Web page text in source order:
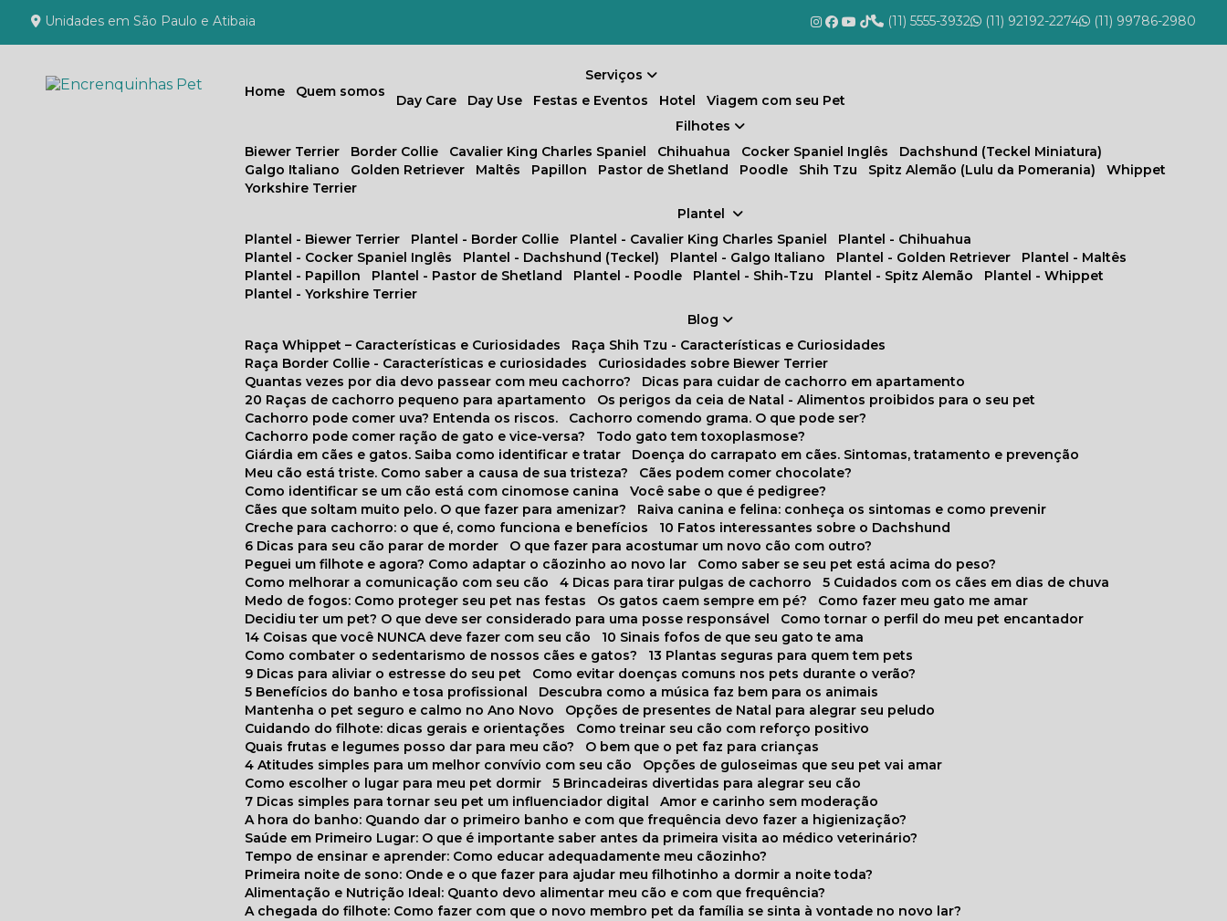
Unidades em São Paulo e Atibaia (11) 5555-3932 (11) 92192-2274 (11) 99786-2980
Home Quem somos
Plantel
Plantel - Biewer Terrier
Plantel - Border Collie Plantel - Cavalier King Charles Spaniel
Plantel - Chihuahua
Plantel - Cocker Spaniel Inglês
Plantel - Dachshund (Teckel) Plantel - Galgo Italiano Plantel - Golden Retriever
Plantel - Maltês
Plantel - Papillon
Plantel - Pastor de Shetland Plantel - Poodle Plantel - Shih-Tzu Plantel - Spitz Alemão
Plantel - Whippet
Plantel - Yorkshire Terrier
Blog
Raça Whippet – Características e Curiosidades
Raça Shih Tzu - Características e Curiosidades
Raça Border Collie - Características e curiosidades
Curiosidades sobre Biewer Terrier
Quantas vezes por dia devo passear com meu cachorro?
Dicas para cuidar de cachorro em apartamento
20 Raças de cachorro pequeno para apartamento
Os perigos da ceia de Natal - Alimentos proibidos para o seu pet
Cachorro pode comer uva? Entenda os riscos.
Cachorro comendo grama. O que pode ser?
Cachorro pode comer ração de gato e vice-versa?
Todo gato tem toxoplasmose?
Giárdia em cães e gatos. Saiba como identificar e tratar
Doença do carrapato em cães. Sintomas, tratamento e prevenção
Meu cão está triste. Como saber a causa de sua tristeza?
Cães podem comer chocolate?
Como identificar se um cão está com cinomose canina
Você sabe o que é pedigree?
Cães que soltam muito pelo. O que fazer para amenizar?
Raiva canina e felina: conheça os sintomas e como prevenir
Creche para cachorro: o que é, como funciona e benefícios
10 Fatos interessantes sobre o Dachshund
6 Dicas para seu cão parar de morder
O que fazer para acostumar um novo cão com outro?
Peguei um filhote e agora? Como adaptar o cãozinho ao novo lar
Como saber se seu pet está acima do peso?
Como melhorar a comunicação com seu cão
4 Dicas para tirar pulgas de cachorro
5 Cuidados com os cães em dias de chuva
Medo de fogos: Como proteger seu pet nas festas
Os gatos caem sempre em pé?
Como fazer meu gato me amar
Decidiu ter um pet? O que deve ser considerado para uma posse responsável
Como tornar o perfil do meu pet encantador
14 Coisas que você NUNCA deve fazer com seu cão
10 Sinais fofos de que seu gato te ama
Como combater o sedentarismo de nossos cães e gatos?
13 Plantas seguras para quem tem pets
9 Dicas para aliviar o estresse do seu pet
Como evitar doenças comuns nos pets durante o verão?
5 Benefícios do banho e tosa profissional
Descubra como a música faz bem para os animais
Mantenha o pet seguro e calmo no Ano Novo
Opções de presentes de Natal para alegrar seu peludo
Cuidando do filhote: dicas gerais e orientações
Como treinar seu cão com reforço positivo
Quais frutas e legumes posso dar para meu cão?
O bem que o pet faz para crianças
4 Atitudes simples para um melhor convívio com seu cão
Opções de guloseimas que seu pet vai amar
Como escolher o lugar para meu pet dormir
5 Brincadeiras divertidas para alegrar seu cão
7 Dicas simples para tornar seu pet um influenciador digital
Amor e carinho sem moderação
A hora do banho: Quando dar o primeiro banho e com que frequência devo fazer a higienização?
Saúde em Primeiro Lugar: O que é importante saber antes da primeira visita ao médico veterinário?
Tempo de ensinar e aprender: Como educar adequadamente meu cãozinho?
Primeira noite de sono: Onde e o que fazer para ajudar meu filhotinho a dormir a noite toda?
Alimentação e Nutrição Ideal: Quanto devo alimentar meu cão e com que frequência?
A chegada do filhote: Como fazer com que o novo membro pet da família se sinta à vontade no novo lar?
Serviços
Day Care
Day Use Festas e Eventos Hotel
Viagem com seu Pet
Filhotes
Biewer Terrier
Border Collie Cavalier King Charles Spaniel Chihuahua Cocker Spaniel Inglês
Dachshund (Teckel Miniatura)
Galgo Italiano
Golden Retriever Maltês Papillon Pastor de Shetland Poodle Shih Tzu Spitz Alemão (Lulu da Pomerania)
Whippet
Yorkshire Terrier